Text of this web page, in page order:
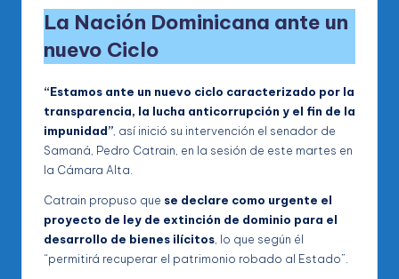
La Nación Dominicana ante un
nuevo Ciclo
“Estamos ante un nuevo ciclo caracterizado por la
transparencia, la lucha anticorrupción y el fin de la
impunidad” , así inició su intervención el senador de
Samaná, Pedro Catrain, en la sesión de este martes en
la Cámara Alta.
Catrain propuso que se declare como urgente el
proyecto de ley de extinción de dominio para el
desarrollo de bienes ilícitos , lo que según él
“permitirá recuperar el patrimonio robado al Estado”.